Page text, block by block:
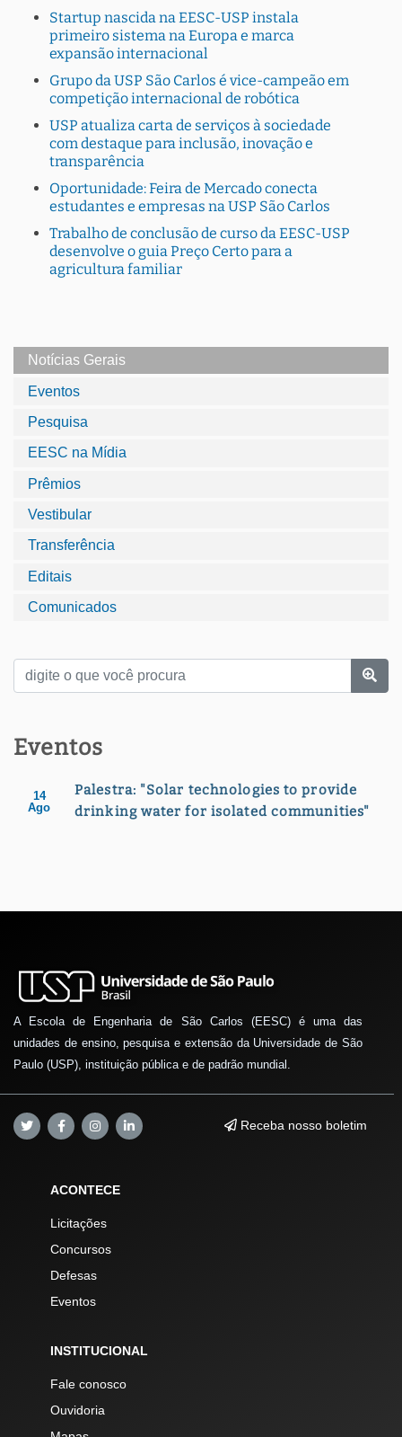
Startup nascida na EESC-USP instala
primeiro sistema na Europa e marca
expansão internacional
Grupo da USP São Carlos é vice-campeão em
competição internacional de robótica
USP atualiza carta de serviços à sociedade
com destaque para inclusão, inovação e
transparência
Oportunidade: Feira de Mercado conecta
estudantes e empresas na USP São Carlos
Trabalho de conclusão de curso da EESC-USP
desenvolve o guia Preço Certo para a
agricultura familiar
Notícias Gerais
Eventos
Pesquisa
EESC na Mídia
Prêmios
Vestibular
Transferência
Editais
Comunicados
Eventos
14
Ago
Palestra: "Solar technologies to provide
drinking water for isolated communities"
A Escola de Engenharia de São Carlos (EESC) é uma das
unidades de ensino, pesquisa e extensão da Universidade de São
Paulo (USP), instituição pública e de padrão mundial.
Receba nosso boletim
ACONTECE
Licitações
Concursos
Defesas
Eventos
INSTITUCIONAL
Fale conosco
Ouvidoria